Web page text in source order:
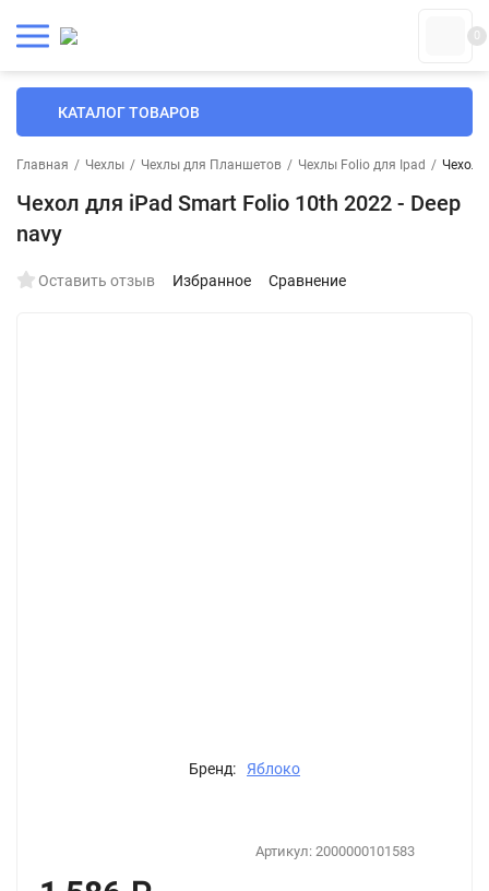
0
КАТАЛОГ ТОВАРОВ
Главная / Чехлы / Чехлы для Планшетов / Чехлы Folio для Ipad / Чехол
Чехол для iPad Smart Folio 10th 2022 - Deep
navy
Оставить отзыв Избранное Сравнение
Бренд: Яблоко
Артикул: 2000000101583